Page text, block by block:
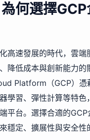
何選擇
高速發展的時代，雲端
降低成本與創新能力的
Platform（GCP）憑
學習、彈性計算等特色
平台。選擇合適的
穩定、擴展性與安全性